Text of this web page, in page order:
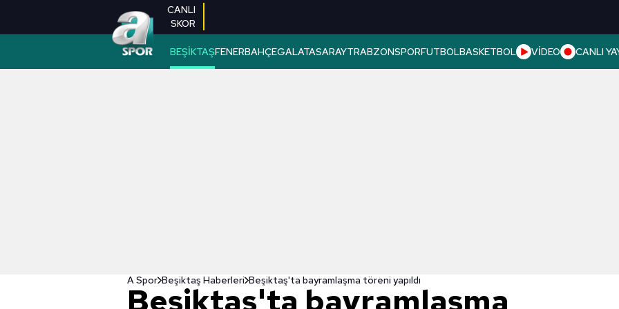
CANLI
SKOR
BEŞİKTAŞFENERBAHÇEGALATASARAYTRABZONSPORFUTBOLBASKETBOL VİDEO CANLI
A Spor Beşiktaş Haberleri Beşiktaş'ta bayramlaşma töreni yapıldı
Beşiktaş'ta bayramlaşma